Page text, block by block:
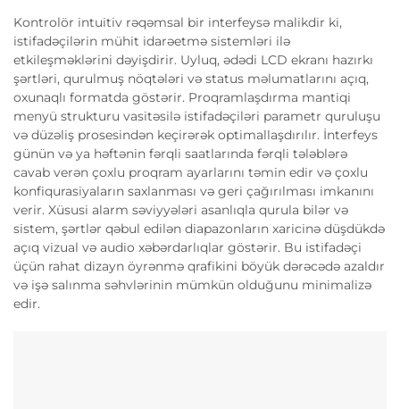
Kontrolör intuitiv rəqəmsal bir interfeysə malikdir ki,
istifadəçilərin mühit idarəetmə sistemləri ilə
etkileşməklərini dəyişdirir. Uyluq, ədədi LCD ekranı hazırkı
şərtləri, qurulmuş nöqtələri və status məlumatlarını açıq,
oxunaqlı formatda göstərir. Proqramlaşdırma mantiqi
menyü strukturu vasitəsilə istifadəçiləri parametr quruluşu
və düzəliş prosesindən keçirərək optimallaşdırılır. İnterfeys
günün və ya həftənin fərqli saatlarında fərqli tələblərə
cavab verən çoxlu proqram ayarlarını təmin edir və çoxlu
konfiqurasiyaların saxlanması və geri çağırılması imkanını
verir. Xüsusi alarm səviyyələri asanlıqla qurula bilər və
sistem, şərtlər qəbul edilən diapazonların xaricinə düşdükdə
açıq vizual və audio xəbərdarlıqlar göstərir. Bu istifadəçi
üçün rahat dizayn öyrənmə qrafikini böyük dərəcədə azaldır
və işə salınma səhvlərinin mümkün olduğunu minimalizə
edir.